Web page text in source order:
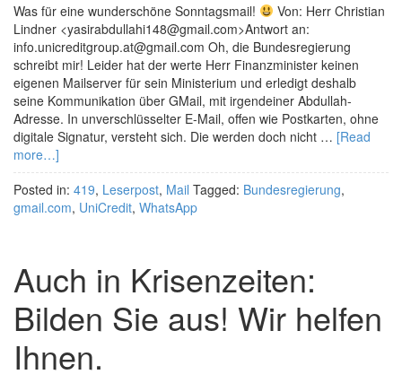
Was für eine wunderschöne Sonntagsmail!
Von: Herr Christian
Lindner <yasirabdullahi148@gmail.com>Antwort an:
info.unicreditgroup.at@gmail.com Oh, die Bundesregierung
schreibt mir! Leider hat der werte Herr Finanzminister keinen
eigenen Mailserver für sein Ministerium und erledigt deshalb
seine Kommunikation über GMail, mit irgendeiner Abdullah-
Adresse. In unverschlüsselter E-Mail, offen wie Postkarten, ohne
digitale Signatur, versteht sich. Die werden doch nicht … [Read
more…]
Posted in: 419, Leserpost, Mail Tagged: Bundesregierung,
gmail.com, UniCredit, WhatsApp
Auch in Krisenzeiten:
Bilden Sie aus! Wir helfen
Ihnen.